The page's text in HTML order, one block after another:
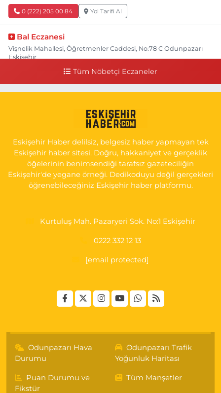
0 (222) 205 00 84 Yol Tarifi Al
Bal Eczanesi
Vişnelik Mahallesi, Öğretmenler Caddesi, No:78 C Odunpazarı
Eskişehir
0 (222) 225 50 00 Yol Tarifi Al
Gültepe Mahallesi, Halk Caddesi No:107 C Odunpazarı Eskişehir
Yol Tarifi Al
Bizim Eczanesi
Emek Mahallesi, Ertaş Caddesi No:12 A Odunpazarı Eskişehir
0 (222) 250 87 69 Yol Tarifi Al
Tüm Nöbetçi Eczaneler
Eskişehir Haber delilsiz, belgesiz haber yapmayan tek
Eskişehir haber sitesi. Doğru, hakkaniyet ve gerçeklik
öğelerinin benimsendiği tarafsız gazeteciliğin
Eskişehir'de yegane örneği. Dedikoduyu değil gerçekleri
öğrenebileceğiniz Eskişehir haber platformu.
Kurtuluş Mah. Pazaryeri Sok. No:1 Eskişehir
0222 332 12 13
[email protected]
Odunpazarı Hava
Durumu
Odunpazarı Trafik
Yoğunluk Haritası
Puan Durumu ve
Fikstür
Tüm Manşetler